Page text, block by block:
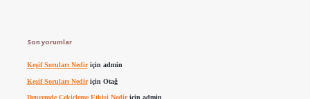
Son yorumlar
Keşif Soruları Nediriçin admin
Keşif Soruları Nediriçin Otağ